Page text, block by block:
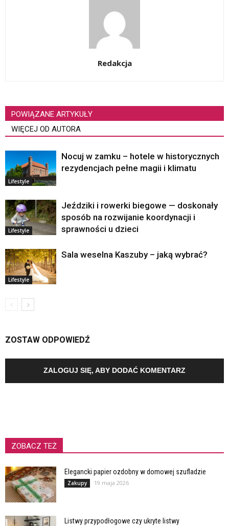
Redakcja
POWIĄZANE ARTYKUŁY
WIĘCEJ OD AUTORA
Lifestyle
Nocuj w zamku – hotele w historycznych
rezydencjach pełne magii i klimatu
Lifestyle
Jeździki i rowerki biegowe — doskonały
sposób na rozwijanie koordynacji i
sprawności u dzieci
Lifestyle
Sala weselna Kaszuby – jaką wybrać?
ZOSTAW ODPOWIEDŹ
ZALOGUJ SIĘ, ABY DODAĆ KOMENTARZ
ZOBACZ TEŻ
Elegancki papier ozdobny w domowej szufladzie
Zakupy 19 maja 2026
Listwy przypodłogowe czy ukryte listwy